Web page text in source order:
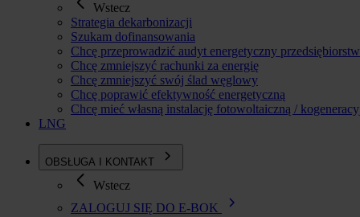
Wstecz
Strategia dekarbonizacji
Szukam dofinansowania
Chcę przeprowadzić audyt energetyczny
Chcę zmniejszyć rachunki za energię
Chcę zmniejszyć swój ślad węglowy
Chcę poprawić efektywność energetyczną
Chcę mieć własną instalację fotowoltaiczną /
LNG
OBSŁUGA I KONTAKT
Wstecz
ZALOGUJ SIĘ DO E-BOK